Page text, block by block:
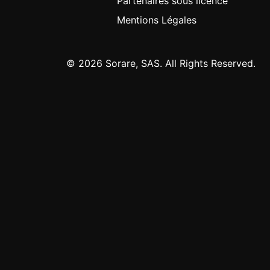
Mentions Légales
© 2026 Sorare, SAS. All Rights Reserved.